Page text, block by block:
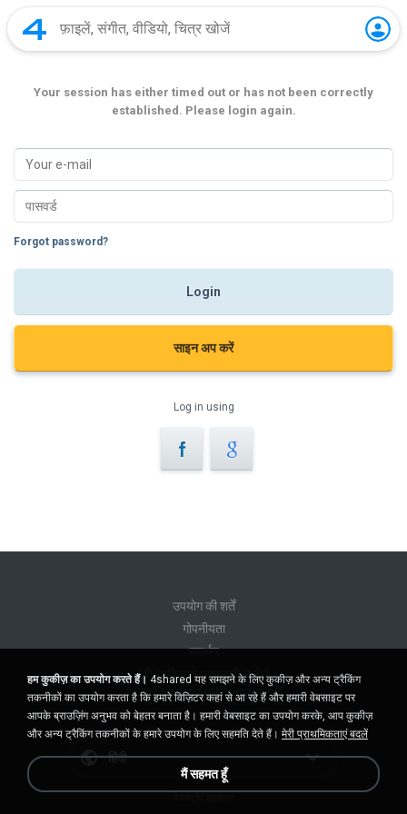
Your session has either timed out or has not been correctly
established. Please login again.
Forgot password?
साइन अप करें
Log in using
उपयोग की शर्तें
गोपनीयता
समर्थन
मेरी व्यक्तिगत जानकारी न बेचें
मेरी व्यक्तिगत जानकारी साझा न करें
हिंदी
हम कुकीज़ का उपयोग करते हैं। 4shared यह समझने के लिए कुकीज़ और अन्य ट्रैकिंग
तकनीकों का उपयोग करता है कि हमारे विज़िटर कहां से आ रहे हैं और हमारी वेबसाइट पर
आपके ब्राउज़िंग अनुभव को बेहतर बनाता है। हमारी वेबसाइट का उपयोग करके, आप कुकीज़
और अन्य ट्रैकिंग तकनीकों के हमारे उपयोग के लिए सहमति देते हैं। मेरी प्राथमिकताएं बदलें
मैं सहमत हूँ